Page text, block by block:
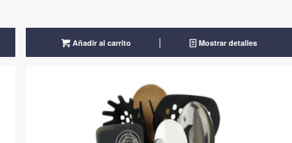
Añadir al carrito Mostrar detalles